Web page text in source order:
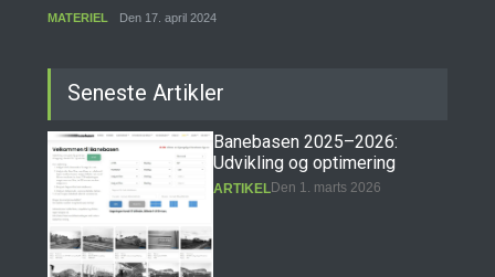
MATERIEL Den 17. april 2024
Seneste Artikler
Banebasen 2025–2026:
Udvikling og optimering
ARTIKELDen 1. marts 2026